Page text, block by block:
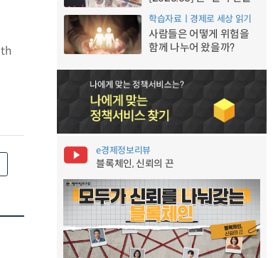
학습자료ㅣ경제로 세상 읽기
사람들은 어떻게 위험을
함께 나누어 왔을까?
e경제정보리뷰
블록체인, 신뢰의 끈